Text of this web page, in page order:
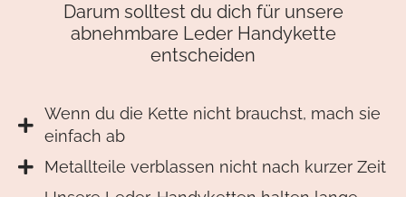
Darum solltest du dich für unsere
abnehmbare Leder Handykette
entscheiden
Wenn du die Kette nicht brauchst, mach sie
einfach ab
Metallteile verblassen nicht nach kurzer Zeit